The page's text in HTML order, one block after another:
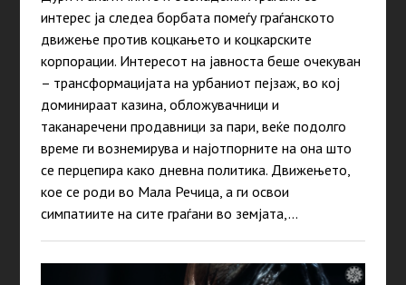
интерес ја следеа борбата помеѓу граѓанското
движење против коцкањето и коцкарските
корпорации. Интересот на јавноста беше очекуван
– трансформацијата на урбаниот пејзаж, во кој
доминираат казина, обложувачници и
таканаречени продавници за пари, веќе подолго
време ги вознемирува и најотпорните на она што
се перцепира како дневна политика. Движењето,
кое се роди во Мала Речица, а ги освои
симпатиите на сите граѓани во земјата,…